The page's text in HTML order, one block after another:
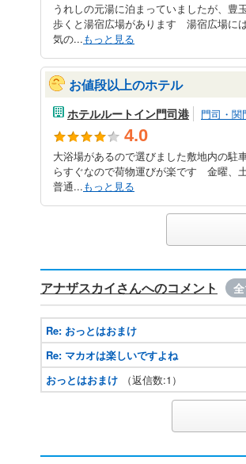
うれしの元湯に泊まっていましたが、
歩くと湯宿広場があります 湯宿広場に
気の...もっと見る
お値段以上のホテル
ホテルルートイン門司港 門司・関
4.0
大浴場があるので選びました敷地内の
らすぐなので荷物運びが楽です 金曜、
普通...もっと見る
アナザスカイさんへのコメント
Re: おっとはおまけ
Re: マカオは楽しいですよね
おっとはおまけ
（返信数:1）